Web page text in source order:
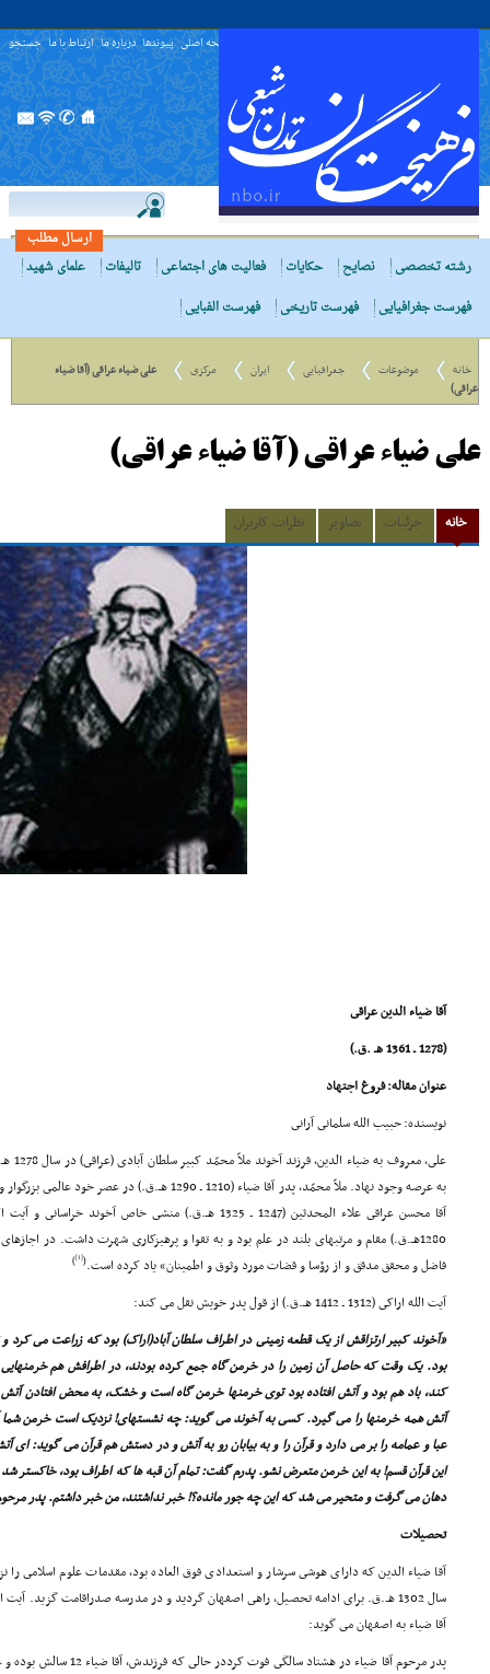
صفحه اصلی پیوندها درباره ما ارتباط با ما جستجو
ارسال مطلب
رشته تخصصی
نصایح حکایات فعالیت های اجتماعی تالیفات
علمای شهید
فهرست جغرافیایی
فهرست تاریخی فهرست الفبایی
خانه موضوعات جغرافیایی ایران مرکزی
علی ضیاء عراقی (آقا ضیاء
عراقی)
علی ضیاء عراقی (آقا ضیاء عراقی)
خانه جزئیات تصاویر نظرات کاربران
آقا ضیاء الدین عراقى
(1278 ـ 1361 هـ .ق.)
عنوان مقاله: فروغ اجتهاد
نویسنده: حبیب الله سلمانى آرانى
به عرصه وجود نهاد. ملاّ محمّد، پدر آقا ضیاء (1210 ـ 1290
آقا محسن عراقى علاء المحدثین (1247 ـ 1325 هـ.ق.) منشى خاص
1280هـ.ق.) مقام و مرتبهاى بلند در علم بود و به تقوا و پرهیزکارى شهرت داشت. در
فاضل و محقق مدقق و از رؤسا و قضات مورد وثوق و اطمینان» یاد کرده است.(
[1]
)
آیت الله اراکى (1312 ـ 1412 هـ.ق.) از قول پدر خویش نقل مى کند:
«آخوند کبیر ارتزاقش از یک قطعه زمینى در اطراف سلطان آباد(اراک) بود که زراعت مى
بود. یک وقت که حاصل آن زمین را در خرمن گاه جمع کرده بودند، در اطرافش هم
کند، باد هم بود و آتش افتاده بود توى خرمنها خرمن گاه است و خشک، به محض افتادن
آتش همه خرمنها را مى گیرد. کسى به آخوند مى گوید: چه نشستهاى! نزدیک است خرمن شما
عبا و عمامه را بر مى دارد و قرآن را و به بیابان رو به آتش و در دستش هم قرآن مى گوید: اى
این قرآن قسم! به این خرمن متعرض نشو. پدرم گفت: تمام آن قبه ها که اطراف بود، خاکستر
دهان مى گرفت و متحیر مى شد که این چه جور مانده؟! خبر نداشتند، من خبر داشتم. پدر
تحصیلات
آقا ضیاء الدین که داراى هوشى سرشار و استعدادى فوق العاده بود، مقدمات علوم اسلامى را
سال 1302 هـ.ق. براى ادامه تحصیل، راهى اصفهان گردید و در مدرسه صدراقامت گزید. آیت
آقا ضیاء به اصفهان مى گوید:
پدر مرحوم آقا ضیاء در